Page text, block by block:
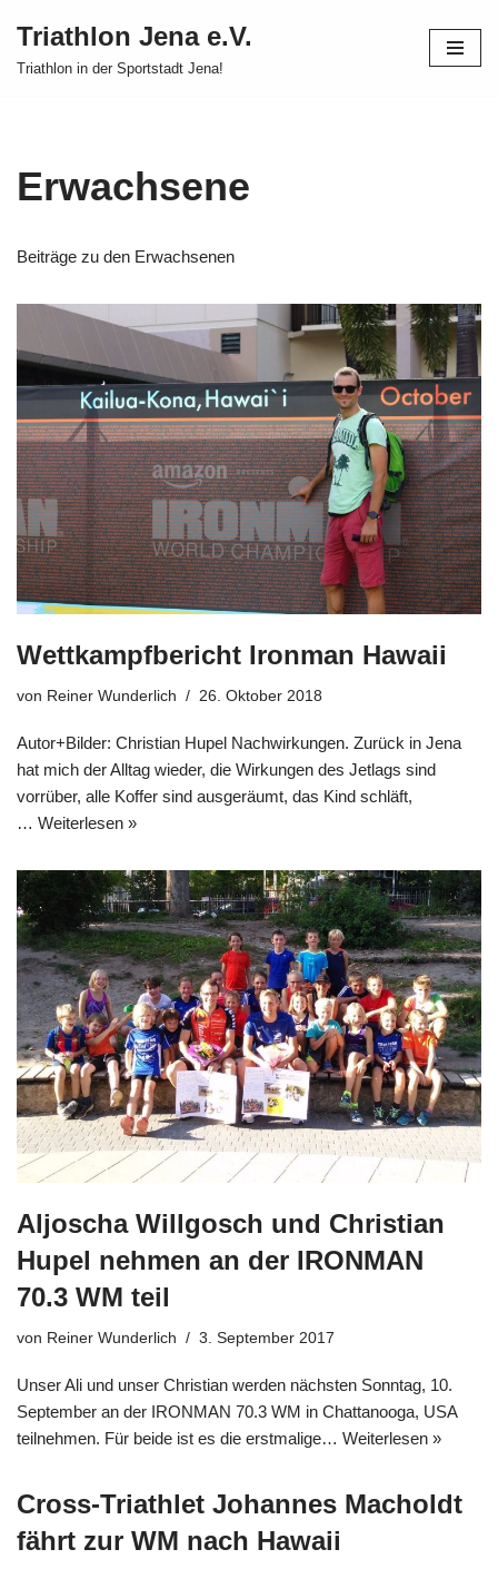
Zum
Triathlon Jena e.V.
Triathlon in der Sportstadt Jena!
Erwachsene
Beiträge zu den Erwachsenen
Wettkampfbericht Ironman Hawaii
von Reiner Wunderlich 26. Oktober 2018
Autor+Bilder: Christian Hupel Nachwirkungen. Zurück in Jena
hat mich der Alltag wieder, die Wirkungen des Jetlags sind
vorrüber, alle Koffer sind ausgeräumt, das Kind schläft,
… Weiterlesen »
Aljoscha Willgosch und Christian
Hupel nehmen an der IRONMAN
70.3 WM teil
von Reiner Wunderlich 3. September 2017
Unser Ali und unser Christian werden nächsten Sonntag, 10.
September an der IRONMAN 70.3 WM in Chattanooga, USA
teilnehmen. Für beide ist es die erstmalige… Weiterlesen »
Cross-Triathlet Johannes Macholdt
fährt zur WM nach Hawaii